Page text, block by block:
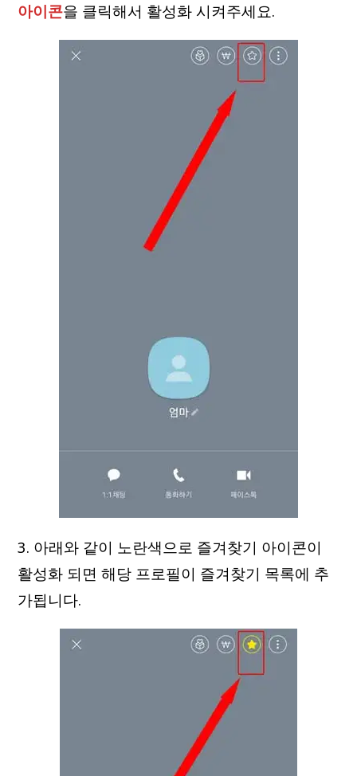
아이콘을 클릭해서 활성화 시켜주세요.
3. 아래와 같이 노란색으로 즐겨찾기 아이콘이
활성화 되면 해당 프로필이 즐겨찾기 목록에 추
가됩니다.